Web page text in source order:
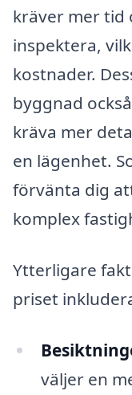
kräver mer tid
inspektera,
kostnader.
byggnad
kräva mer
en lägenhet.
förvänta dig
komplex
Ytterligare
priset
väljer en